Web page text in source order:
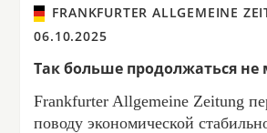
FRANKFURTER ALLGEMEINE
06.10.2025
Так больше продолжаться не
Frankfurter Allgemeine Zeitung
поводу экономической